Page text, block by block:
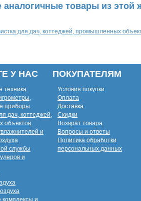
аналогичные товары из этой
для дач, коттеджей, промышленных
У НАС
техника
приборы
дач, коттеджей,
объектов
и
службы
и
комплексы и
ПОКУПАТЕЛЯМ
Условия покупки
Оплата
Доставка
Скидки
Возврат товара
Вопросы и ответы
Политика обработки
персональных данных